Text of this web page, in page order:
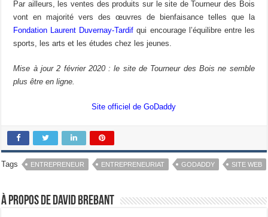
Par ailleurs, les ventes des produits sur le site de Tourneur des Bois
vont en majorité vers des œuvres de bienfaisance telles que la
Fondation Laurent Duvernay-Tardif qui encourage l’équilibre entre les
sports, les arts et les études chez les jeunes.
Mise à jour 2 février 2020 : le site de Tourneur des Bois ne semble
plus être en ligne.
Site officiel de GoDaddy
Tags ENTREPRENEUR ENTREPRENEURIAT GODADDY SITE WEB
À propos de David Brebant